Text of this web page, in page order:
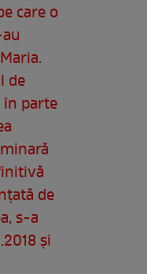
care o
de
în parte
de
s-a
şi